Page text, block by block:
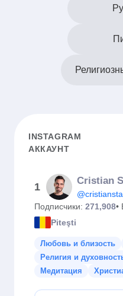
INSTAGRAM
АККАУНТ
1
Cristian
Подписчики: 271,908•
Piteşti
Любовь и близость
Религия и
Медитация